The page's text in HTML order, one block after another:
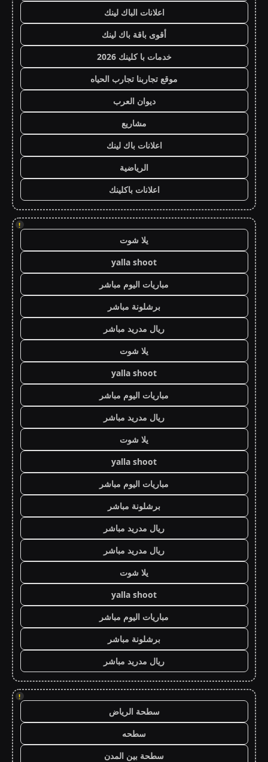
اعلانات الباك لينك
أقوى باقة باك لينك
خدمات با كلينك 2026
موقع تجاربنا تجارب الحياه
ديوان العرب
مشاريع
اعلانات باك لينك
الرياضية
اعلانات باكلينك
!
يلا شوت
yalla shoot
مباريات اليوم مباشر
برشلونة مباشر
ريال مدريد مباشر
يلا شوت
yalla shoot
مباريات اليوم مباشر
ريال مدريد مباشر
يلا شوت
yalla shoot
مباريات اليوم مباشر
برشلونة مباشر
ريال مدريد مباشر
ريال مدريد مباشر
يلا شوت
yalla shoot
مباريات اليوم مباشر
برشلونة مباشر
ريال مدريد مباشر
!
سطحة الرياض
سطحه
سطحة بين المدن